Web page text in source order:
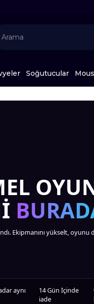
Soğutucular
Ekipmanını yükselt, oyunu
aynı
14 Gün İçinde
iade
Hemen seç, hızlıca teslim
OrijinalGarantili Ürün